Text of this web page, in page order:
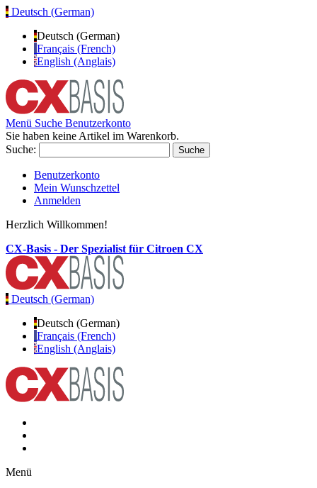
Deutsch (German)
Deutsch (German)
Français (French)
English (Anglais)
Menü Suche Benutzerkonto
Sie haben keine Artikel im Warenkorb.
Suche:
Suche
Benutzerkonto
Mein Wunschzettel
Anmelden
Herzlich Willkommen!
CX-Basis - Der Spezialist für Citroen CX
Deutsch (German)
Deutsch (German)
Français (French)
English (Anglais)
Menü